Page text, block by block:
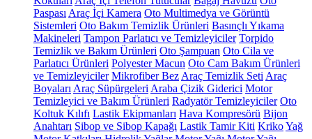
Paspası Araç İçi Kamera Oto Multimedya ve Görüntü
Sistemleri Oto Bakım Temizlik Ürünleri Basınçlı Yıkama
Makineleri Tampon Parlatıcı ve Temizleyiciler Torpido
Temizlik ve Bakım Ürünleri Oto Şampuan Oto Cila ve
Parlatıcı Ürünleri Polyester Macun Oto Cam Bakım Ürünleri
ve Temizleyiciler Mikrofiber Bez Araç Temizlik Seti Araç
Boyaları Araç Süpürgeleri Araba Çizik Giderici Motor
Temizleyici ve Bakım Ürünleri Radyatör Temizleyiciler Oto
Koltuk Kılıfı Lastik Ekipmanları Hava Kompresörü Bijon
Anahtarı Sibop ve Sibop Kapağı Lastik Tamir Kiti KrikoYağ